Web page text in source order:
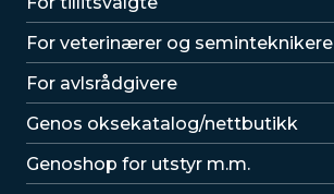
For veterinærer og seminteknikere
For avlsrådgivere
Lenker
Genos oksekatalog/nettbutikk
Genoshop for utstyr m.m.